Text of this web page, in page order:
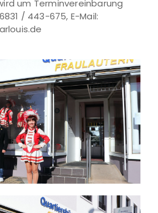
um Terminvereinbarung
/ 443-675, E-Mail: